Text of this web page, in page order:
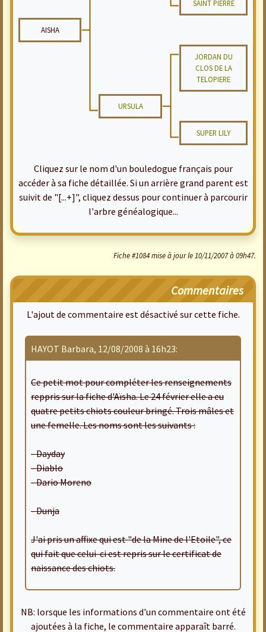
SAINT PIERRE
AISHA
JORDAN DU
CLOS DE LA
TELOPIERE
URSULA
SUPER LILY
Cliquez sur le nom d'un bouledogue français pour
accéder à sa fiche détaillée. Si un arrière grand parent est
suivit de "[...+]", cliquez dessus pour continuer à parcourir
l'arbre généalogique...
Fiche #1084 mise à jour le 10/11/2007 à 09h47.
Commentaires
L'ajout de commentaire est désactivé sur cette fiche.
HAYOT Barbara, 12/08/2008 à 16h23:
Ce petit mot pour compléter les renseignements
reppris sur la fiche d'Aïsha. Le 24 février elle a eu
quatre petits chiots couleur bringé. Trois mâles et
une femelle. Les noms sont les suivants :
- Dayday
- Diablo
- Dario Moreno
- Dunja
J'ai pris un affixe qui est "de la Mine de l'Etoile", ce
qui fait que celui-ci est repris sur le certificat de
naissance des chiots.
NB: lorsque les informations d'un commentaire ont été
ajoutées à la fiche, le commentaire apparaît barré.